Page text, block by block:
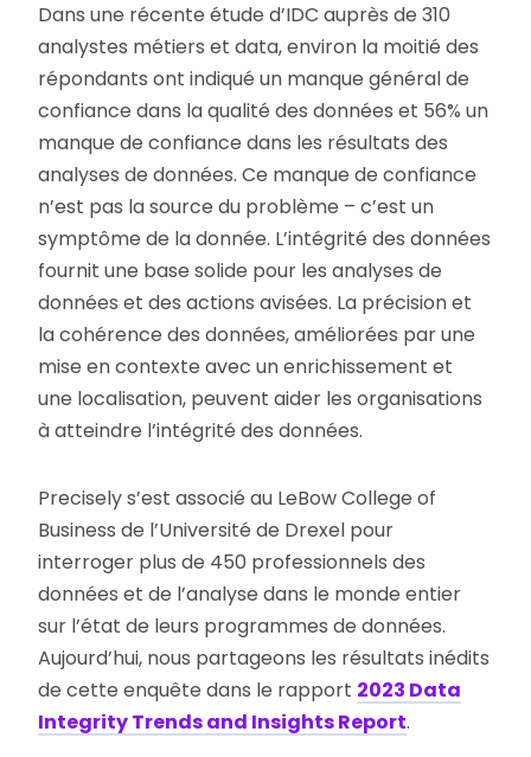
Dans une récente étude d’IDC auprès de 310
analystes métiers et data, environ la moitié des
répondants ont indiqué un manque général de
confiance dans la qualité des données et 56% un
manque de confiance dans les résultats des
analyses de données. Ce manque de confiance
n’est pas la source du problème – c’est un
symptôme de la donnée. L’intégrité des données
fournit une base solide pour les analyses de
données et des actions avisées. La précision et
la cohérence des données, améliorées par une
mise en contexte avec un enrichissement et
une localisation, peuvent aider les organisations
à atteindre l’intégrité des données.
Precisely s’est associé au LeBow College of
Business de l’Université de Drexel pour
interroger plus de 450 professionnels des
données et de l’analyse dans le monde entier
sur l’état de leurs programmes de données.
Aujourd’hui, nous partageons les résultats inédits
de cette enquête dans le rapport 2023 Data
Integrity Trends and Insights Report.